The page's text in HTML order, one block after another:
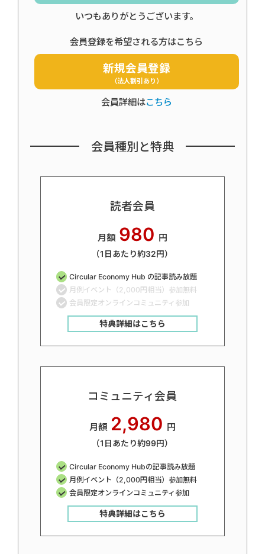
いつもありがとうございます。
会員登録を希望される方はこちら
新規会員登録
（法人割引あり）
会員詳細はこちら
会員種別と特典
読者会員
月額 980 円
（1日あたり約32円）
Circular Economy Hub の記事読み放題
月例イベント（2,000円相当）参加無料
会員限定オンラインコミュニティ参加
特典詳細はこちら
コミュニティ会員
月額 2,980 円
（1日あたり約99円）
Circular Economy Hubの記事読み放題
月例イベント（2,000円相当）参加無料
会員限定オンラインコミュニティ参加
特典詳細はこちら